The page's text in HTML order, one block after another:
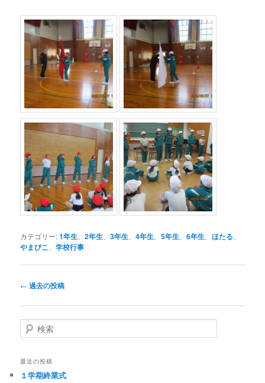
カテゴリー:1年生 、2年生 、3年生 、4年生 、5年生 、6年生 、ほたる
やまびこ 、学校行事
投
ナ
ビ
ゲ
シ
ョ
← 過去の投稿
検
索
最近の投稿
１学期終業式